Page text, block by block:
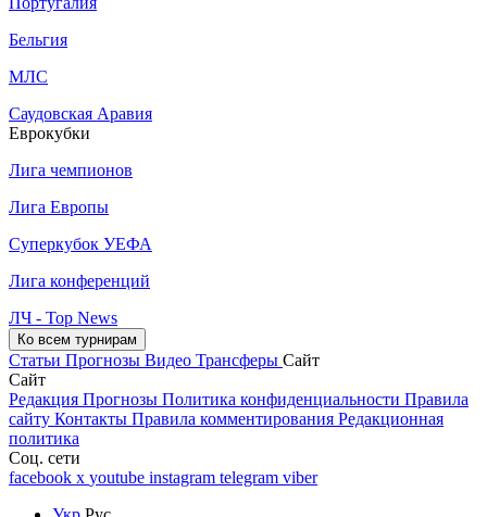
Бельгия
МЛС
Саудовская Аравия
Еврокубки
Лига чемпионов
Лига Европы
Суперкубок УЕФА
Лига конференций
ЛЧ - Top News
Ко всем турнирам
Статьи Прогнозы Видео Трансферы Сайт
Сайт
Редакция Прогнозы Политика конфиденциальности Правила
сайту Контакты Правила комментирования Редакционная
политика
Соц. сети
facebook x youtube instagram telegram viber